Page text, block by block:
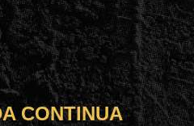
CONTINUA